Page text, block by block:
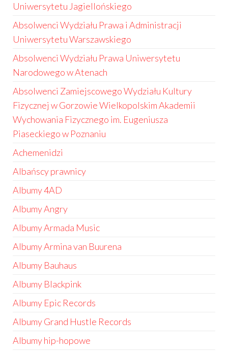
Uniwersytetu Jagiellońskiego
Absolwenci Wydziału Prawa i Administracji
Uniwersytetu Warszawskiego
Absolwenci Wydziału Prawa Uniwersytetu
Narodowego w Atenach
Absolwenci Zamiejscowego Wydziału Kultury
Fizycznej w Gorzowie Wielkopolskim Akademii
Wychowania Fizycznego im. Eugeniusza
Piaseckiego w Poznaniu
Achemenidzi
Albańscy prawnicy
Albumy 4AD
Albumy Angry
Albumy Armada Music
Albumy Armina van Buurena
Albumy Bauhaus
Albumy Blackpink
Albumy Epic Records
Albumy Grand Hustle Records
Albumy hip-hopowe